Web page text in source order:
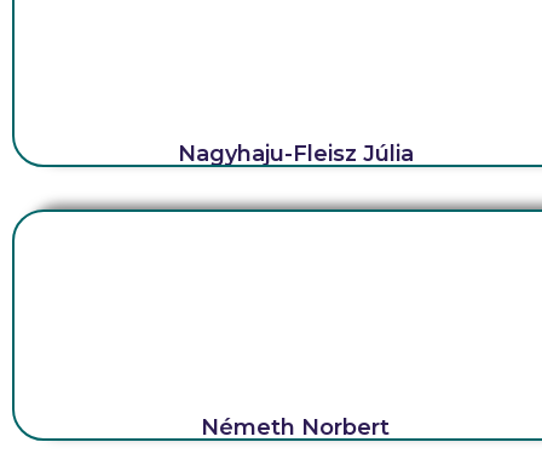
Nagyhaju-Fleisz Júlia
Németh Norbert